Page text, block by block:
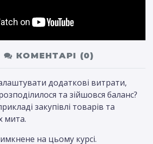
КОМЕНТАРІ (0)
додаткові витрати,
та зійшовся баланс?
закупівлі товарів та
мита.
на цьому курсі.